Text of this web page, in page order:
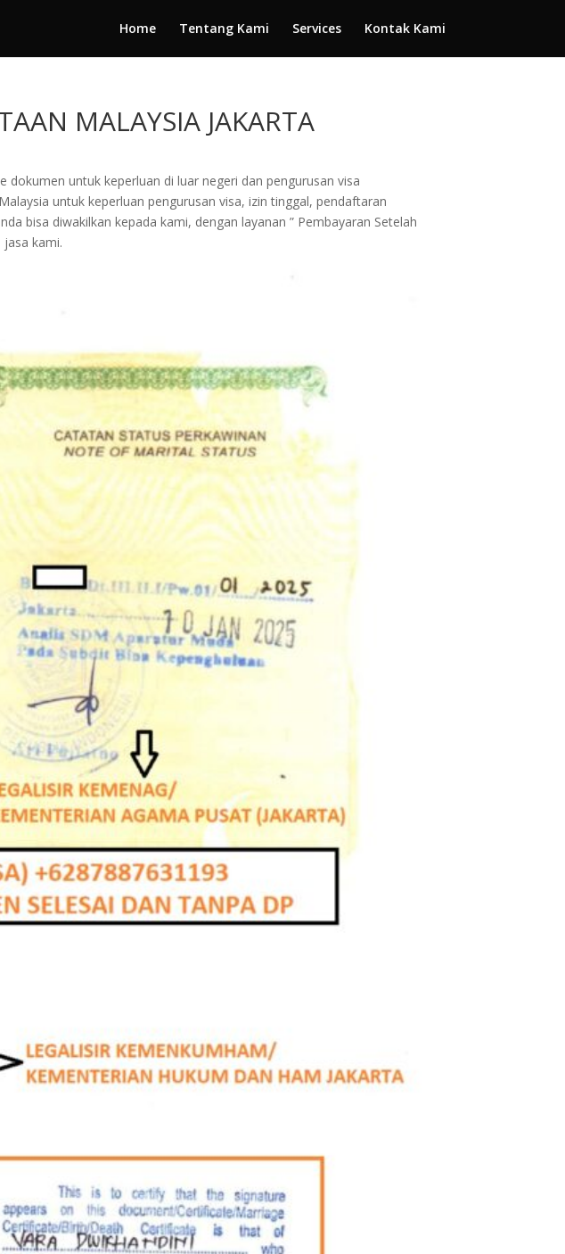
Home Tentang Kami Services Kontak Kami
MALAYSIA JAKARTA
untuk keperluan di luar negeri dan pengurusan visa
untuk keperluan pengurusan visa, izin tinggal, pendaftaran
bisa diwakilkan kepada kami, dengan layanan ” Pembayaran Setelah
kami.